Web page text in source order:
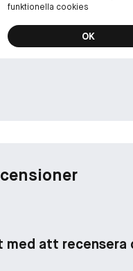
funktionella cookies
OK
med att recensera